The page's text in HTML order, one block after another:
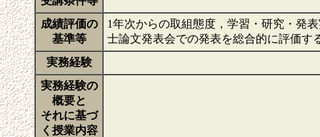
成績評価の
基準等
1年次からの取組態度，学習・研究・発
士論文発表会での発表を総合的に評価す
実務経験
実務経験の
概要と
それに基づ
く授業内容